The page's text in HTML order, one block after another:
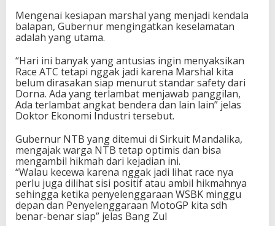
Mengenai kesiapan marshal yang menjadi kendala
balapan, Gubernur mengingatkan keselamatan
adalah yang utama.
“Hari ini banyak yang antusias ingin menyaksikan
Race ATC tetapi nggak jadi karena Marshal kita
belum dirasakan siap menurut standar safety dari
Dorna. Ada yang terlambat menjawab panggilan,
Ada terlambat angkat bendera dan lain lain” jelas
Doktor Ekonomi Industri tersebut.
Gubernur NTB yang ditemui di Sirkuit Mandalika,
mengajak warga NTB tetap optimis dan bisa
mengambil hikmah dari kejadian ini.
“Walau kecewa karena nggak jadi lihat race nya
perlu juga dilihat sisi positif atau ambil hikmahnya
sehingga ketika penyelenggaraan WSBK minggu
depan dan Penyelenggaraan MotoGP kita sdh
benar-benar siap” jelas Bang Zul